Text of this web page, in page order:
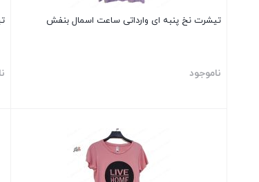
تیشرت نخ پنبه ای وارداتی ساعت اسمال بنفش
ناموجود